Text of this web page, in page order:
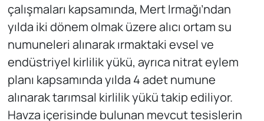
çalışmaları kapsamında, Mert Irmağı’ndan
yılda iki dönem olmak üzere alıcı ortam su
numuneleri alınarak ırmaktaki evsel ve
endüstriyel kirlilik yükü, ayrıca nitrat eylem
planı kapsamında yılda 4 adet numune
alınarak tarımsal kirlilik yükü takip ediliyor.
Havza içerisinde bulunan mevcut tesislerin